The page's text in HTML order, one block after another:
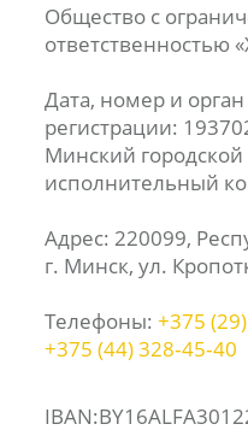
Общество с
ответственностью
Дата, номер и
регистрации:
Минский городской
исполнительный
Адрес: 220099,
г. Минск, ул.
Телефоны: +375
+375 (44) 328‑45‑40